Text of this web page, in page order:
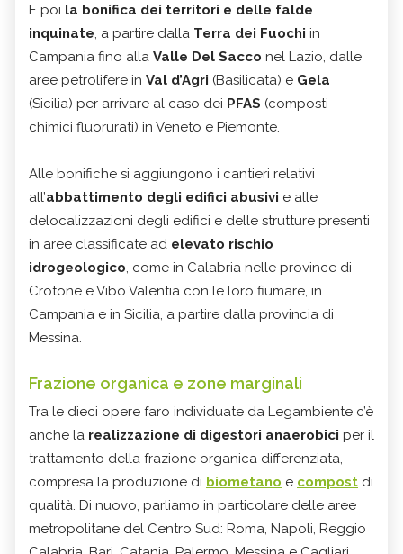
E poi la bonifica dei territori e delle falde
inquinate, a partire dalla Terra dei Fuochi in
Campania fino alla Valle Del Sacco nel Lazio, dalle
aree petrolifere in Val d’Agri (Basilicata) e Gela
(Sicilia) per arrivare al caso dei PFAS (composti
chimici fluorurati) in Veneto e Piemonte.
Alle bonifiche si aggiungono i cantieri relativi
all’abbattimento degli edifici abusivi e alle
delocalizzazioni degli edifici e delle strutture presenti
in aree classificate ad elevato rischio
idrogeologico, come in Calabria nelle province di
Crotone e Vibo Valentia con le loro fiumare, in
Campania e in Sicilia, a partire dalla provincia di
Messina.
Frazione organica e zone marginali
Tra le dieci opere faro individuate da Legambiente c’è
anche la realizzazione di digestori anaerobici per il
trattamento della frazione organica differenziata,
compresa la produzione di biometano e compost di
qualità. Di nuovo, parliamo in particolare delle aree
metropolitane del Centro Sud: Roma, Napoli, Reggio